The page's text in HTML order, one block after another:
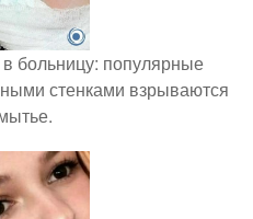
больницу: популярные
стенками взрываются